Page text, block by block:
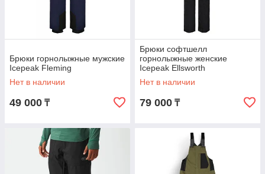
Брюки горнолыжные мужские
Icepeak Fleming
Нет в наличии
49 000 ₸
Брюки софтшелл
горнолыжные женские
Icepeak Ellsworth
Нет в наличии
79 000 ₸